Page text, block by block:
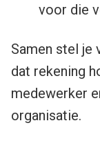
voor die
Samen stel je
dat rekening
medewerker
organisatie.